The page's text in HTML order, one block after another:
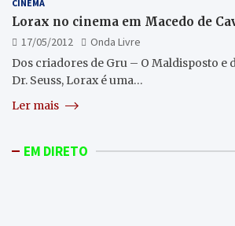
CINEMA
Lorax no cinema em Macedo de
17/05/2012
Onda Livre
Dos criadores de Gru – O Maldisposto e
Dr. Seuss, Lorax é uma…
Ler mais
EM DIRETO